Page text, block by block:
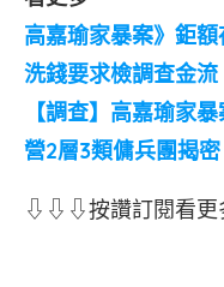
高嘉瑜家暴案》鉅
洗錢要求檢調查金流
【調查】高嘉瑜家
營2層3類傭兵團揭密
⇩⇩⇩按讚訂閱看